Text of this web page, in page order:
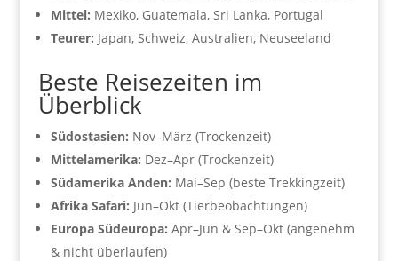
Mittel: Mexiko, Guatemala, Sri Lanka, Portugal
Teurer: Japan, Schweiz, Australien, Neuseeland
Beste Reisezeiten im
Überblick
Südostasien: Nov–März (Trockenzeit)
Mittelamerika: Dez–Apr (Trockenzeit)
Südamerika Anden: Mai–Sep (beste Trekkingzeit)
Afrika Safari: Jun–Okt (Tierbeobachtungen)
Europa Südeuropa: Apr–Jun & Sep–Okt (angenehm
& nicht überlaufen)